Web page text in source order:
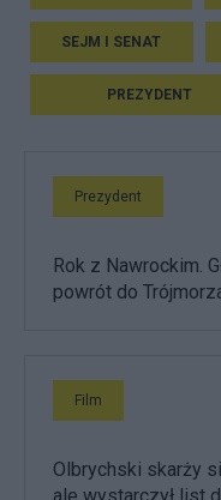
SEJM I SENAT
PREZYDENT
Prezydent
Rok z Nawrockim.
powrót do
Film
Olbrychski skarży
ale wystarczył list